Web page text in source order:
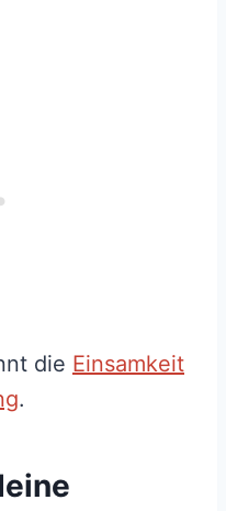
die Einsamkeit
.